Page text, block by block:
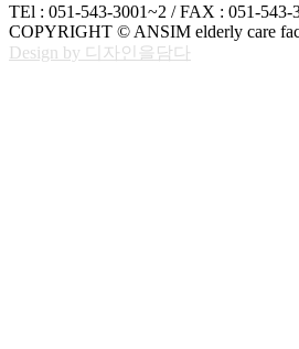
TEl : 051-543-3001~2 / FAX : 051-543-
COPYRIGHT © ANSIM elderly care
Design by 디자인을담다